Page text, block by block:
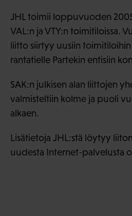
JHL toimii loppuvuoden
VAL:n ja VTY:n toimitiloissa.
liitto siirtyy uusiin toimitiloihin
rantatielle Partekin entisiin
SAK:n julkisen alan liittojen
valmisteltiin kolme ja puoli
alkaen.
Lisätietoja JHL:stä löytyy
uudesta Internet-palvelusta